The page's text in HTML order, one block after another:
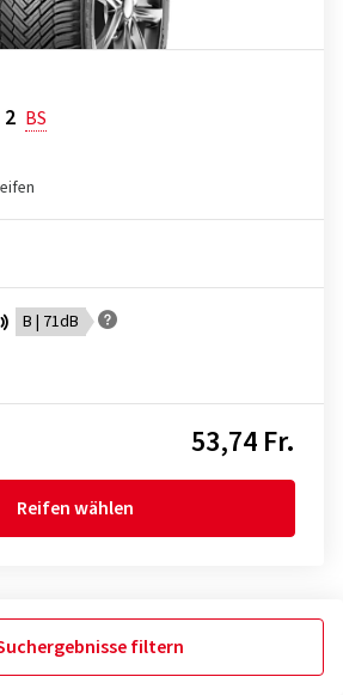
BS
B | 71dB
53,74 Fr.
Reifen wählen
Produkten angezeigt
filtern